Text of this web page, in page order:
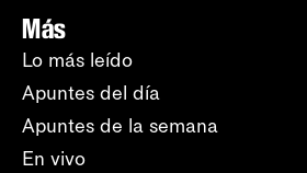
Más
Lo más leído
Apuntes del día
Apuntes de la semana
En vivo